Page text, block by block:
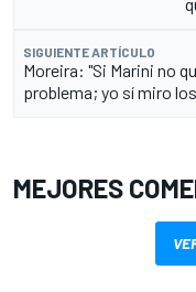
SIGUIENTE ARTÍCULO
Moreira: "Si Marini no
problema; yo sí miro
MEJORES